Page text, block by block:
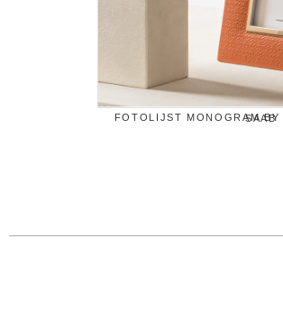
FOTOLIJST MONOGRAM BY GIOBAGNARA X ELIE SAAB